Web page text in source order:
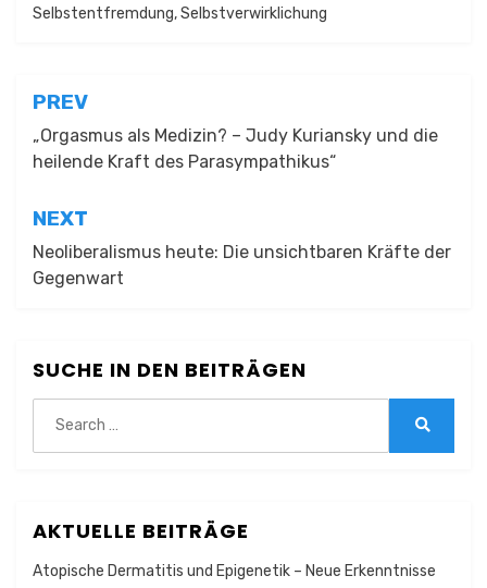
Selbstentfremdung,Selbstverwirklichung
Beitragsnavigation
PREV
„Orgasmus als Medizin? – Judy Kuriansky und die
heilende Kraft des Parasympathikus“
NEXT
Neoliberalismus heute: Die unsichtbaren Kräfte der
Gegenwart
SUCHE IN DEN BEITRÄGEN
for:
AKTUELLE BEITRÄGE
Atopische Dermatitis und Epigenetik – Neue Erkenntnisse